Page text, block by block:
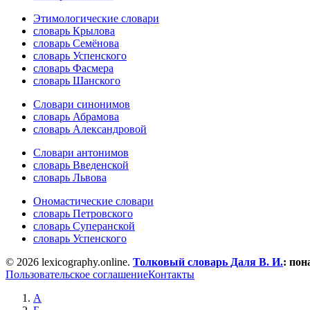
Этимологические словари
словарь Крылова
словарь Семёнова
словарь Успенского
словарь Фасмера
словарь Шанского
Словари синонимов
словарь Абрамова
словарь Александровой
Словари антонимов
словарь Введенской
словарь Львова
Ономастические словари
словарь Петровского
словарь Суперанской
словарь Успенского
© 2026 lexicography.online. Толковый словарь Даля В. И.:
Пользовательское соглашениеКонтакты
А